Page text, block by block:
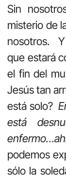
Sin
misterio de
nosotros.
que estará
el fin del
Jesús tan
está solo?
está
podemos
sólo la